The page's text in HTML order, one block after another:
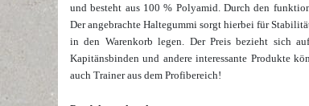
und besteht aus 100 % Polyamid. Durch den
Der angebrachte Haltegummi sorgt hierbei für
in den Warenkorb legen. Der Preis bezieht sich
Kapitänsbinden und andere interessante Produkte
auch Trainer aus dem Profibereich!